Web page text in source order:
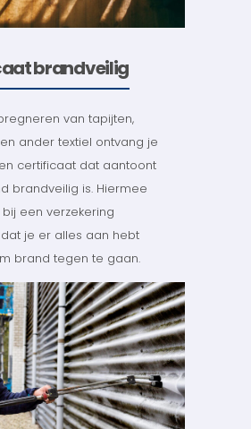
brandveilig
van tapijten,
ander textiel ontvang je
certificaat dat aantoont
brandveilig is. Hiermee
een verzekering
je er alles aan hebt
brand tegen te gaan.